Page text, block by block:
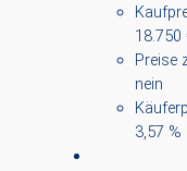
18.750
Preise
nein
3,57 %